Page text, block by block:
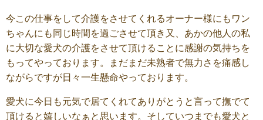
今この仕事をして介護をさせてくれるオーナー様にもワン
ちゃんにも同じ時間を過ごさせて頂き又、あかの他人の私
に大切な愛犬の介護をさせて頂けることに感謝の気持ちを
もってやっております。まだまだ未熟者で無力さを痛感し
ながらですが日々一生懸命やっております。
愛犬に今日も元気で居てくれてありがとうと言って撫でて
頂けると嬉しいなぁと思います。そしていつまでも愛犬と